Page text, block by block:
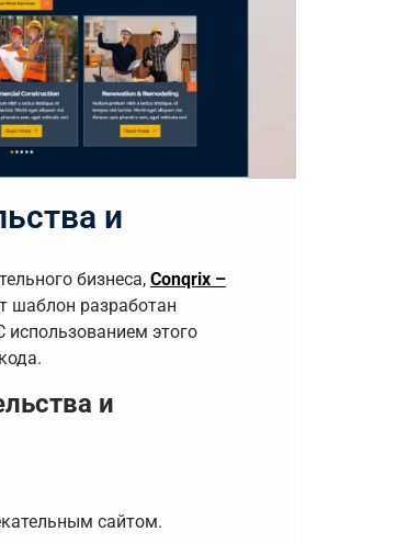
и
бизнеса, Conqrix –
шаблон разработан
этого
и
сайтом.